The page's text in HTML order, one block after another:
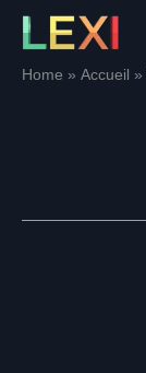
Skip
contentHome Accueil